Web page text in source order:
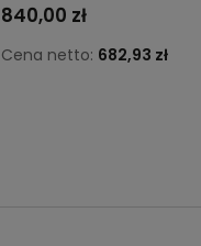
840,00 zł
Cena netto: 682,93 zł